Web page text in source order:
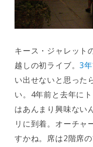
キース・ジャレット
越しの初ライブ。3
い出せないと思った
い。4年前と去年に
はあんまり興味ない
リに到着。オーチャ
すかね。席は2階席